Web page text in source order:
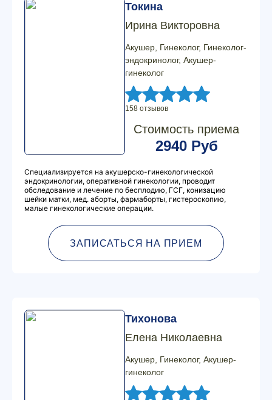
Токина
Ирина Викторовна
Акушер, Гинеколог, Гинеколог-
эндокринолог, Акушер-
гинеколог
158 отзывов
Стоимость приема
2940 Руб
Специализируется на акушерско-гинекологической
эндокринологии, оперативной гинекологии, проводит
обследование и лечение по бесплодию, ГСГ, конизацию
шейки матки, мед. аборты, фармаборты, гистероскопию,
малые гинекологические операции.
ЗАПИСАТЬСЯ НА ПРИЕМ
Тихонова
Елена Николаевна
Акушер, Гинеколог, Акушер-
гинеколог